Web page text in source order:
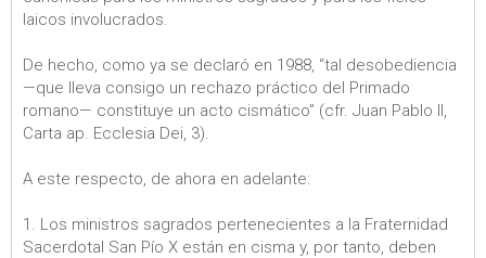
laicos involucrados.
De hecho, como ya se declaró en 1988, “tal desobediencia
—que lleva consigo un rechazo práctico del Primado
romano— constituye un acto cismático” (cfr. Juan Pablo II,
Carta ap. Ecclesia Dei, 3).
A este respecto, de ahora en adelante:
1. Los ministros sagrados pertenecientes a la Fraternidad
Sacerdotal San Pío X están en cisma y, por tanto, deben